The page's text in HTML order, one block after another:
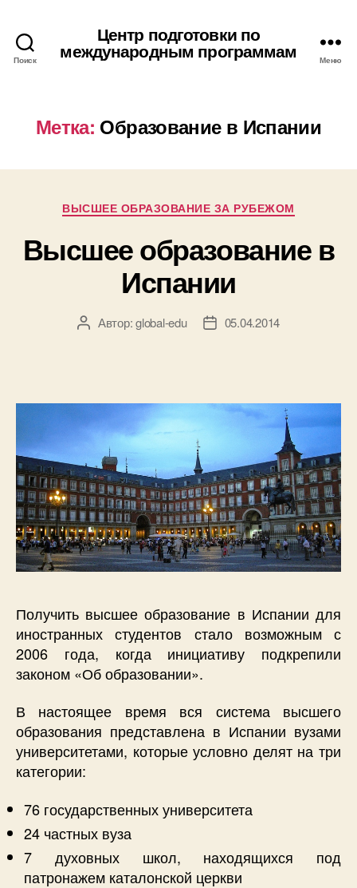
Поиск
Центр подготовки по
международным программам Меню
Метка: Образование в Испании
Рубрики
ВЫСШЕЕ ОБРАЗОВАНИЕ ЗА РУБЕЖОМ
Высшее образование в
Испании
АвторАвтор:global-edu
Дата05.04.2014
Получить высшее образование в Испании для
иностранных студентов стало возможным с
2006 года, когда инициативу подкрепили
законом «Об образовании».
В настоящее время вся система высшего
образования представлена в Испании вузами
университетами, которые условно делят на три
категории:
76 государственных университета
24 частных вуза
7 духовных школ, находящихся под
патронажем каталонской церкви